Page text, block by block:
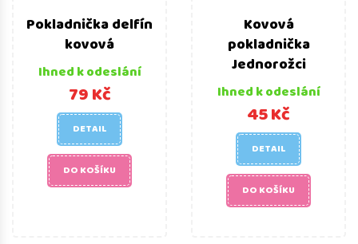
Pokladnička delfín
kovová
Ihned k odeslání
79 Kč
DETAIL
DO KOŠÍKU
Kovová
pokladnička
Jednorožci
Ihned k odeslání
45 Kč
DETAIL
DO KOŠÍKU